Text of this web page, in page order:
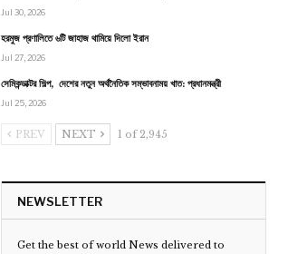
Jul 30, 2026
হরমুজ প্রণালিতে ৬টি জাহাজ থামিয়ে দিলো ইরান
Jul 27, 2026
সেমিকন্ডাক্টর শিল্প, দেশের নতুন অর্থনৈতিক সম্ভাবনাময় খাত: প্রধানমন্ত্রী
Jul 25, 2026
PREV NEXT 1 of 2,945
NEWSLETTER
Get the best of world News delivered to